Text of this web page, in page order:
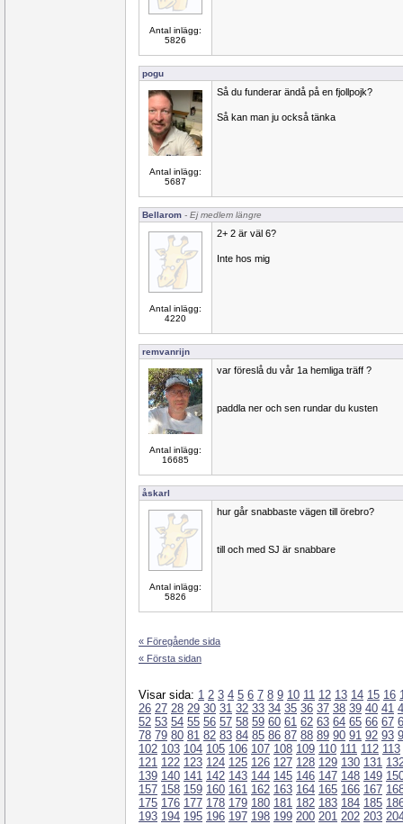
Antal inlägg:
5826
pogu
Antal inlägg:
5687
Så du funderar ändå på en fjollpojk?
Så kan man ju också tänka
Bellarom - Ej medlem längre
Antal inlägg:
4220
2+ 2 är väl 6?
Inte hos mig
remvanrijn
Antal inlägg:
16685
var föreslå du vår 1a hemliga träff ?
paddla ner och sen rundar du kusten
åskarl
Antal inlägg:
5826
hur går snabbaste vägen till örebro?
till och med SJ är snabbare
« Föregående sida
« Första sidan
Visar sida: 1 2 3 4 5 6 7 8 9 10 11 12 13 14 15 16
26 27 28 29 30 31 32 33 34 35 36 37 38 39 40 41
52 53 54 55 56 57 58 59 60 61 62 63 64 65 66 67
78 79 80 81 82 83 84 85 86 87 88 89 90 91 92 93
102 103 104 105 106 107 108 109 110 111 112 113
121 122 123 124 125 126 127 128 129 130 131
139 140 141 142 143 144 145 146 147 148 149
157 158 159 160 161 162 163 164 165 166 167
175 176 177 178 179 180 181 182 183 184 185
193 194 195 196 197 198 199 200 201 202 203